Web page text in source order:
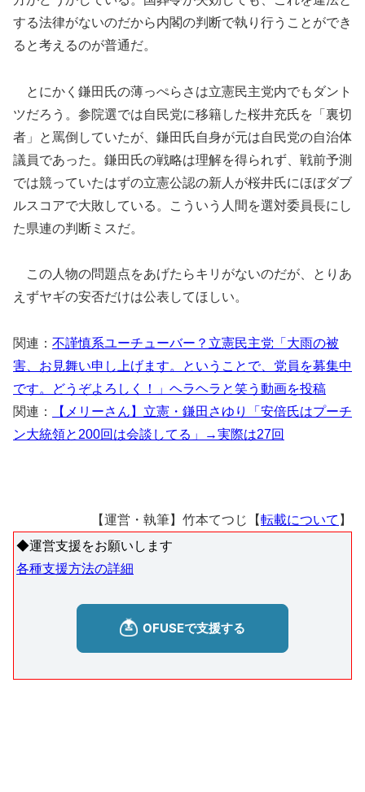
する法律がないのだから内閣の判断で執り行うことができ
ると考えるのが普通だ。
とにかく鎌田氏の薄っぺらさは立憲民主党内でもダント
ツだろう。参院選では自民党に移籍した桜井充氏を「裏切
者」と罵倒していたが、鎌田氏自身が元は自民党の自治体
議員であった。鎌田氏の戦略は理解を得られず、戦前予測
では競っていたはずの立憲公認の新人が桜井氏にほぼダブ
ルスコアで大敗している。こういう人間を選対委員長にし
た県連の判断ミスだ。
この人物の問題点をあげたらキリがないのだが、とりあ
えずヤギの安否だけは公表してほしい。
関連： 不謹慎系ユーチューバー？立憲民主党「大雨の被
害、お見舞い申し上げます。ということで、党員を募集中
です。どうぞよろしく！」ヘラヘラと笑う動画を投稿
関連：
【メリーさん】立憲・鎌田さゆり「安倍氏はプーチ
ン大統領と200回は会談してる」→実際は27回
【運営・執筆】竹本てつじ【転載について 】
◆運営支援をお願いします
各種支援方法の詳細